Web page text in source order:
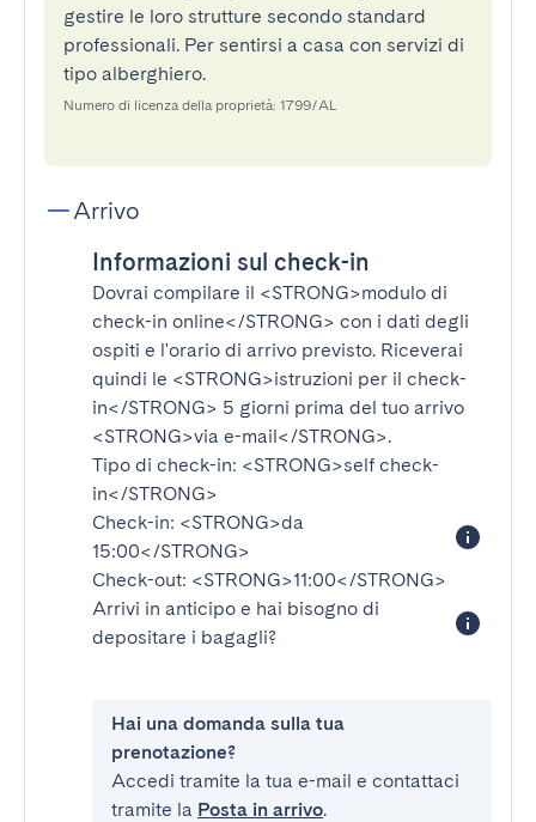
gestire le loro strutture secondo standard
professionali. Per sentirsi a casa con servizi di
tipo alberghiero.
Numero di licenza della proprietà: 1799/AL
Arrivo
Informazioni sul check-in
Dovrai compilare il <STRONG>modulo di
check-in online</STRONG> con i dati degli
ospiti e l'orario di arrivo previsto. Riceverai
quindi le <STRONG>istruzioni per il check-
in</STRONG> 5 giorni prima del tuo arrivo
<STRONG>via e-mail</STRONG>.
Tipo di check-in: <STRONG>self check-
in</STRONG>
Check-in: <STRONG>da
15:00</STRONG>
Check-out: <STRONG>11:00</STRONG>
Arrivi in anticipo e hai bisogno di
depositare i bagagli?
Hai una domanda sulla tua
prenotazione?
Accedi tramite la tua e-mail e contattaci
tramite la Posta in arrivo.